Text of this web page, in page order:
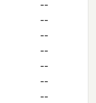
--
--
--
--
--
--
--